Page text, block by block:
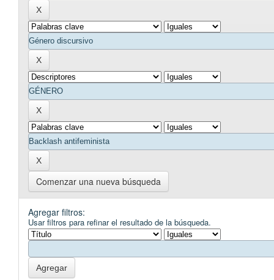
Comenzar una nueva búsqueda
Agregar filtros:
Usar filtros para refinar el resultado de la búsqueda.